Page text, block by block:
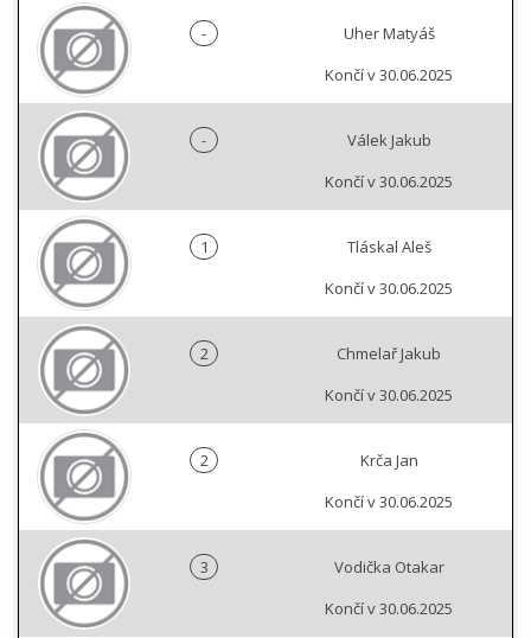
-
Uher Matyáš
Končí v 30.06.2025
-
Válek Jakub
Končí v 30.06.2025
1
Tláskal Aleš
Končí v 30.06.2025
2
Chmelař Jakub
Končí v 30.06.2025
2
Krča Jan
Končí v 30.06.2025
3
Vodička Otakar
Končí v 30.06.2025